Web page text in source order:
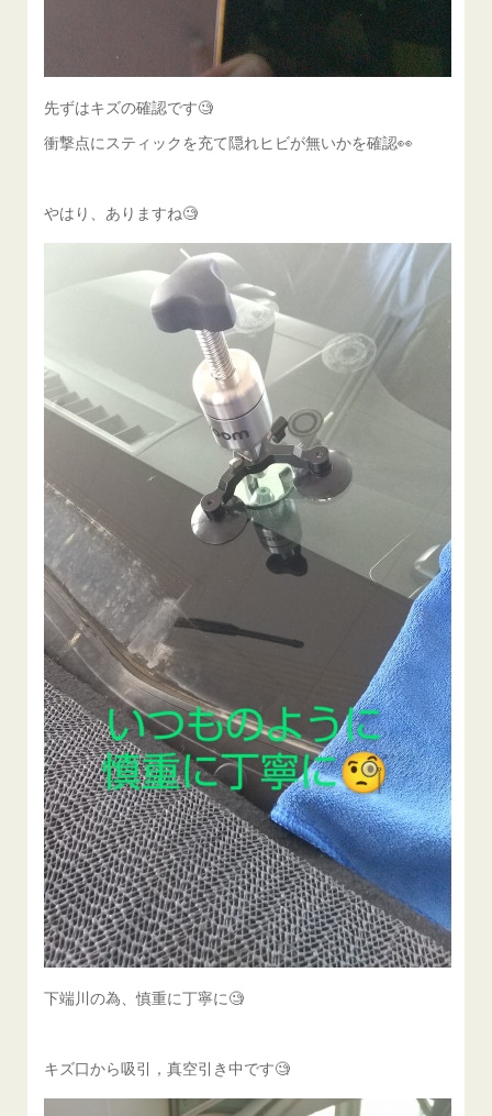
先ずはキズの確認です🧐
衝撃点にスティックを充て隠れヒビが無いかを確認👀
やはり、ありますね🧐
下端川の為、慎重に丁寧に🧐
キズ口から吸引，真空引き中です🧐